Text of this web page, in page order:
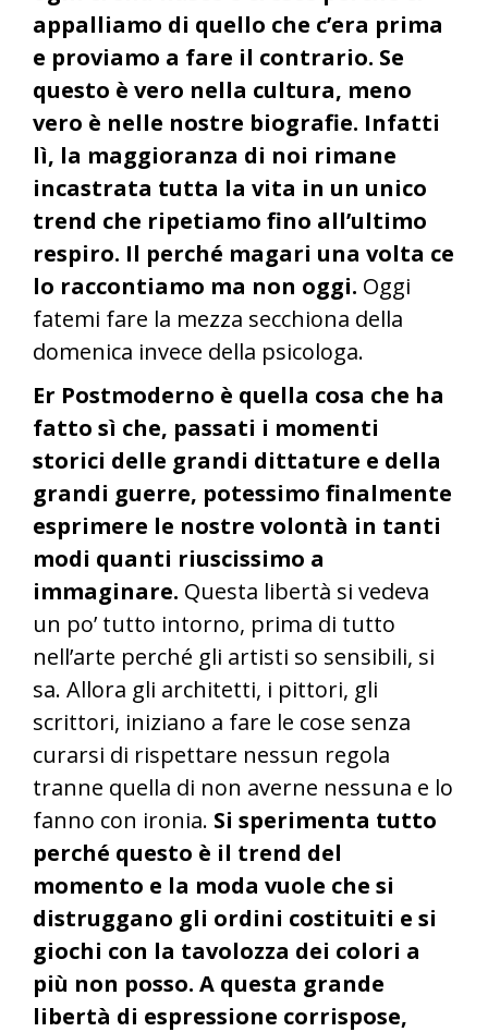
appalliamo di quello che c’era prima
e proviamo a fare il contrario. Se
questo è vero nella cultura, meno
vero è nelle nostre biografie. Infatti
lì, la maggioranza di noi rimane
incastrata tutta la vita in un unico
trend che ripetiamo fino all’ultimo
respiro. Il perché magari una volta ce
lo raccontiamo ma non oggi. Oggi
fatemi fare la mezza secchiona della
domenica invece della psicologa.
Er Postmoderno è quella cosa che ha
fatto sì che, passati i momenti
storici delle grandi dittature e della
grandi guerre, potessimo finalmente
esprimere le nostre volontà in tanti
modi quanti riuscissimo a
immaginare. Questa libertà si vedeva
un po’ tutto intorno, prima di tutto
nell’arte perché gli artisti so sensibili, si
sa. Allora gli architetti, i pittori, gli
scrittori, iniziano a fare le cose senza
curarsi di rispettare nessun regola
tranne quella di non averne nessuna e lo
fanno con ironia. Si sperimenta tutto
perché questo è il trend del
momento e la moda vuole che si
distruggano gli ordini costituiti e si
giochi con la tavolozza dei colori a
più non posso. A questa grande
libertà di espressione corrispose,